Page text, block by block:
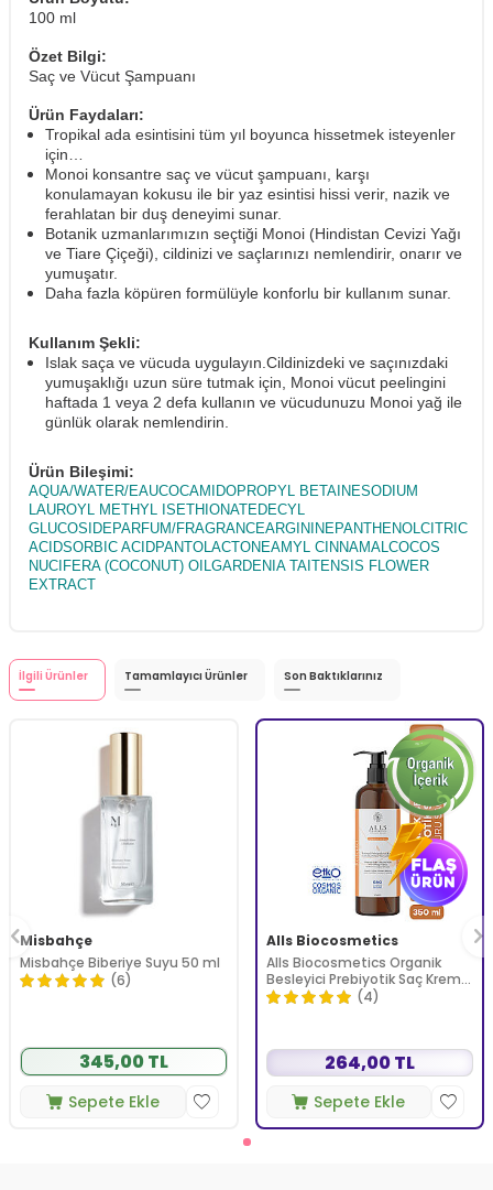
100 ml
Özet Bilgi:
Saç ve Vücut Şampuanı
Ürün Faydaları:
Tropikal ada esintisini tüm yıl boyunca hissetmek isteyenler
için…
Monoi konsantre saç ve vücut şampuanı, karşı
konulamayan kokusu ile bir yaz esintisi hissi verir, nazik ve
ferahlatan bir duş deneyimi sunar.
Botanik uzmanlarımızın seçtiği Monoi (Hindistan Cevizi Yağı
ve Tiare Çiçeği), cildinizi ve saçlarınızı nemlendirir, onarır ve
yumuşatır.
Daha fazla köpüren formülüyle konforlu bir kullanım sunar.
Kullanım Şekli:
Islak saça ve vücuda uygulayın.Cildinizdeki ve saçınızdaki
yumuşaklığı uzun süre tutmak için, Monoi vücut peelingini
haftada 1 veya 2 defa kullanın ve vücudunuzu Monoi yağ ile
günlük olarak nemlendirin.
Ürün Bileşimi:
AQUA/WATER/EAUCOCAMIDOPROPYL BETAINESODIUM
LAUROYL METHYL ISETHIONATEDECYL
GLUCOSIDEPARFUM/FRAGRANCEARGININEPANTHENOLCITRIC
ACIDSORBIC ACIDPANTOLACTONEAMYL CINNAMALCOCOS
NUCIFERA (COCONUT) OILGARDENIA TAITENSIS FLOWER
EXTRACT
İlgili Ürünler Tamamlayıcı Ürünler Son Baktıklarınız
Misbahçe
Misbahçe Biberiye Suyu 50 ml
(6)
345,00 TL
Sepete Ekle
Alls Biocosmetics
Alls Biocosmetics Organik
Besleyici Prebiyotik Saç Kremi
350 ml
(4)
264,00 TL
Sepete Ekle